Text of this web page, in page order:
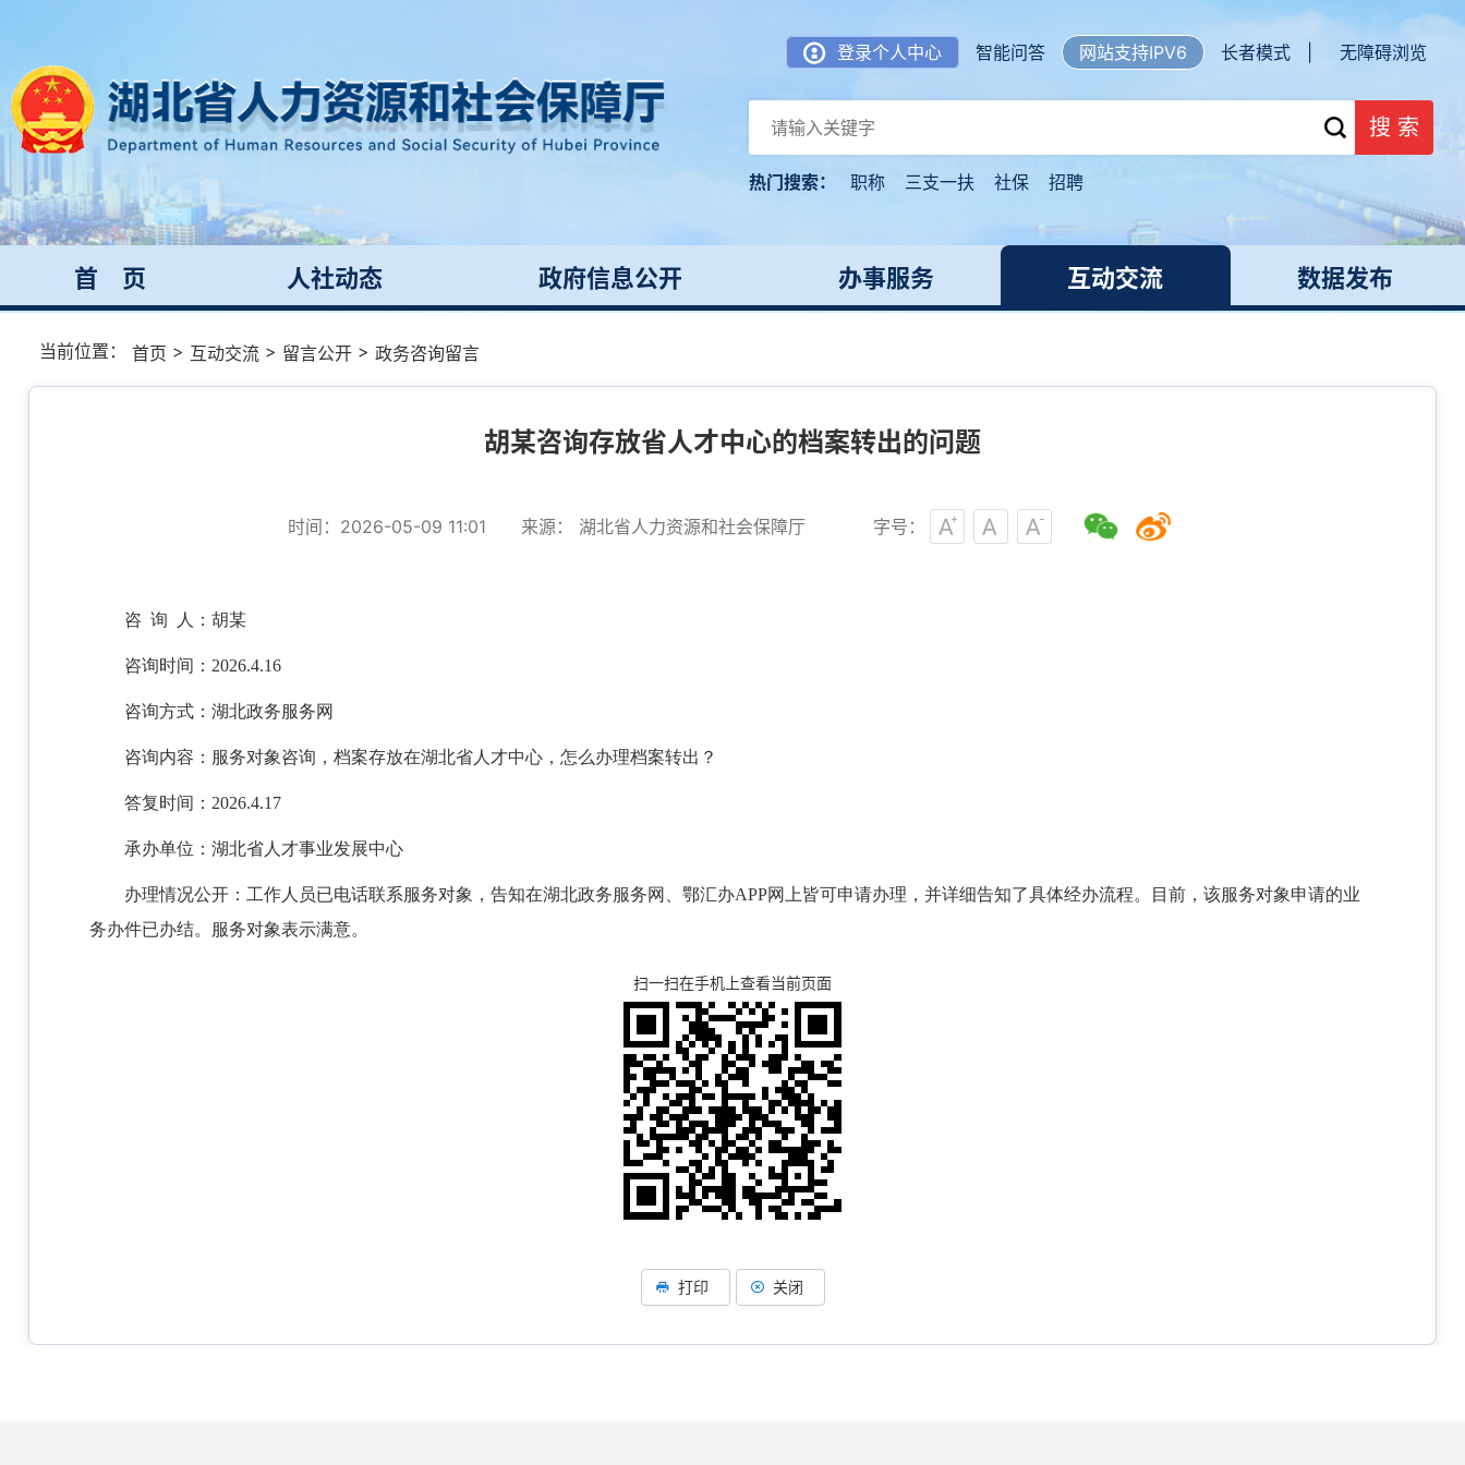
登录个人中心 智能问答 网站支持IPV6 长者模式 | 无障碍浏览
搜 索
热门搜索： 职称 三支一扶 社保 招聘
首 页 人社动态 政府信息公开 办事服务 互动交流 数据发布
当前位置： 首页 > 互动交流 > 留言公开 > 政务咨询留言
胡某咨询存放省人才中心的档案转出的问题
时间：2026-05-09 11:01 来源： 湖北省人力资源和社会保障厅 字号：
咨 询 人： 胡某
咨询时间： 2026.4.16
咨询方式：湖北政务服务网
咨询内容：服务对象咨询，档案存放在湖北省人才中心，怎么办理档案转出？
答复时间： 2026.4.17
承办单位：湖北省 人才事业发展中心
办理情况公开： 工作人员已电话联系服务对象，告知在湖北政务服务网、鄂汇办APP网上皆可申请办理，并详细告知了具体经办流程。目前，该服务对象申请的业
务办件已办结。服务对象表示满意。
扫一扫在手机上查看当前页面
打印 关闭